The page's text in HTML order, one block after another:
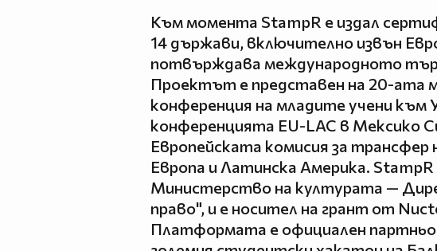
Към момента StampR е издал
14 държави, включително извън
потвърждава международното
Проектът е представен на 20-ата
конференция на младите учени към
конференцията EU-LAC в Мексико
Европейската комисия за трансфер
Европа и Латинска Америка.
Министерство на културата —
право", и е носител на грант от
Платформата е официален